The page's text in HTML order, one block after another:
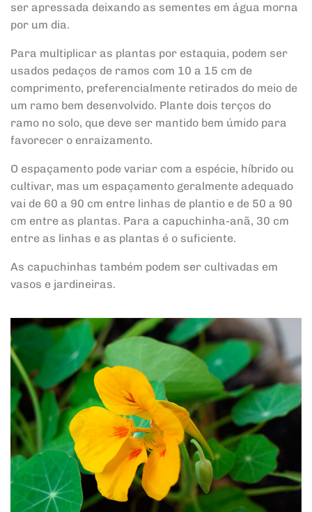
ser apressada deixando as sementes em água morna
por um dia.
Para multiplicar as plantas por estaquia, podem ser
usados pedaços de ramos com 10 a 15 cm de
comprimento, preferencialmente retirados do meio de
um ramo bem desenvolvido. Plante dois terços do
ramo no solo, que deve ser mantido bem úmido para
favorecer o enraizamento.
O espaçamento pode variar com a espécie, híbrido ou
cultivar, mas um espaçamento geralmente adequado
vai de 60 a 90 cm entre linhas de plantio e de 50 a 90
cm entre as plantas. Para a capuchinha-anã, 30 cm
entre as linhas e as plantas é o suficiente.
As capuchinhas também podem ser cultivadas em
vasos e jardineiras.